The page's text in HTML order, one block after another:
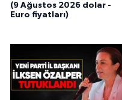
(9 Ağustos 2026 dolar -
Euro fiyatları)